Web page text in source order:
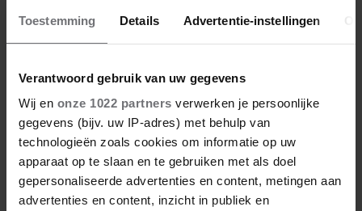
Toestemming Details Advertentie-instellingen
Verantwoord gebruik van uw gegevens
Wij en onze 1022 partners verwerken je persoonlijke
gegevens (bijv. uw IP-adres) met behulp van
technologieën zoals cookies om informatie op uw
apparaat op te slaan en te gebruiken met als doel
gepersonaliseerde advertenties en content, metingen aan
advertenties en content, inzicht in publiek en
10/07/2026
ANTINE UIT WINTER VOL LIEFDE WEER